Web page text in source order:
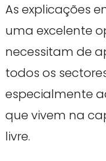
As explicações
uma excelente
necessitam de
todos os
especialmente
que vivem na
livre.